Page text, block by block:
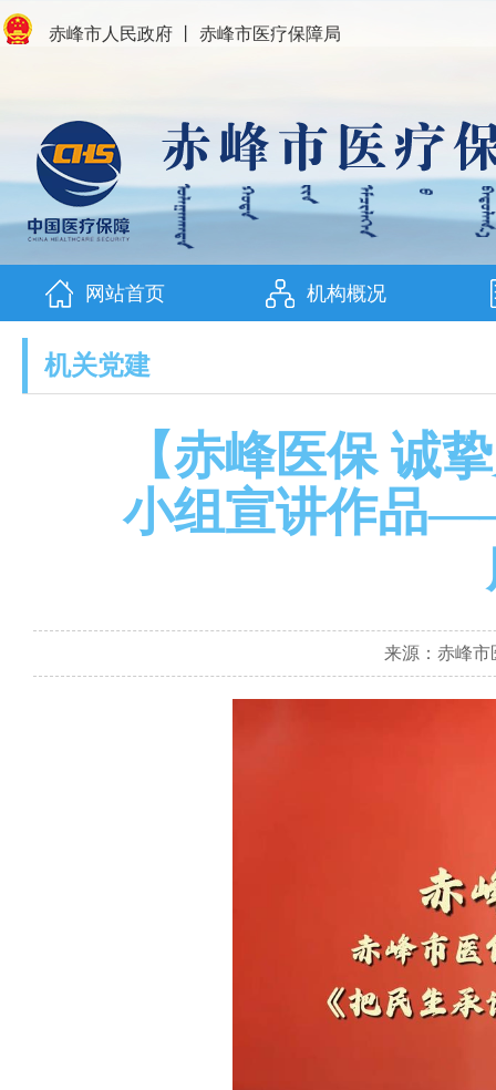
赤峰市人民政府 赤峰市医疗保障局
网站首页 机构概况
机关党建
【赤峰医保 诚
小组宣讲作品
来源：赤峰